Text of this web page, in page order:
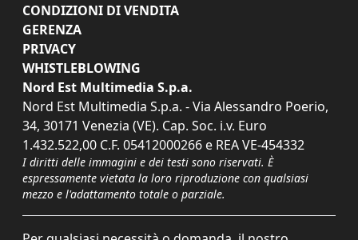
CONDIZIONI DI VENDITA
GERENZA
PRIVACY
WHISTLEBLOWING
Nord Est Multimedia S.p.a.
Nord Est Multimedia S.p.a. - Via Alessandro Poerio,
34, 30171 Venezia (VE). Cap. Soc. i.v. Euro
1.432.522,00 C.F. 05412000266 e REA VE-454332
I diritti delle immagini e dei testi sono riservati. È
espressamente vietata la loro riproduzione con qualsiasi
mezzo e l'adattamento totale o parziale.